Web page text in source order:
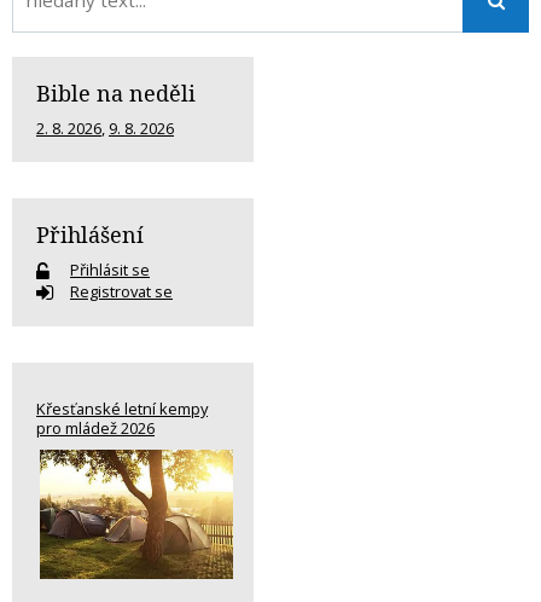
Bible na neděli
2. 8. 2026, 9. 8. 2026
Přihlášení
Přihlásit se
Registrovat se
Křesťanské letní kempy
pro mládež 2026